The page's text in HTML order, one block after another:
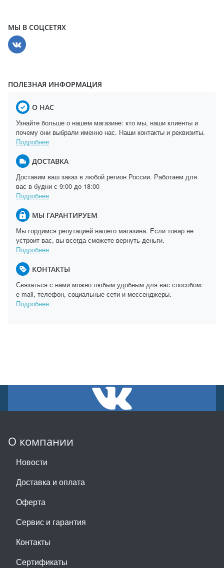
МЫ В СОЦСЕТЯХ
ПОЛЕЗНАЯ ИНФОРМАЦИЯ
О НАС
Узнайте больше о нашем магазине: кто мы, наши клиенты и
почему они выбрали именно нас. Наши контакты и реквизиты.
Подробнее
ДОСТАВКА
Доставим ваш заказ в любой регион России. Работаем для
вас в будни с 9:00 до 18:00
Подробнее
МЫ ГАРАНТИРУЕМ
Мы гордимся репутацией нашего магазина. Если товар не
устроит вас, вы всегда сможете вернуть деньги.
Подробнее
КОНТАКТЫ
Связаться с нами можно любым удобным для вас способом:
e-mail, телефон, социальные сети и мессенджеры.
Подробнее
О компании
Новости
Доставка и оплата
Оферта
Сервис и гарантия
Контакты
Сертификаты